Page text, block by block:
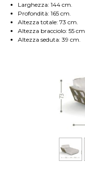
Larghezza: 144 cm.
Profondità: 165 cm.
Altezza totale: 73 cm.
Altezza bracciolo: 55 cm.
Altezza seduta: 39 cm.